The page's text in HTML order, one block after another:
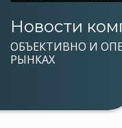
Новости
ОБЪЕКТИВНО И
РЫНКАХ